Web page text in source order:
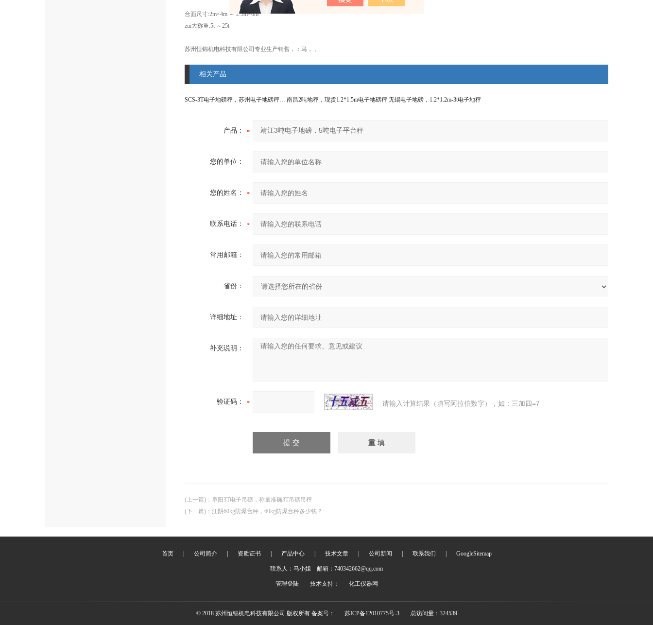
台面尺寸:2m×4m ～ 2.5m×6m
zui大称重:5t ～25t
苏州恒锦机电科技有限公司专业生产销售，：马，，
相关产品
SCS-3T电子地磅秤，苏州电子地磅秤维修 南昌2吨地秤，现货1.2*1.5m电子地磅秤 无锡电子地磅，1.2*1.2m-3t电子地秤
产品：
您的单位：
您的姓名：
联系电话：
常用邮箱：
省份：
详细地址：
补充说明：
验证码： 请输入计算结果（填写阿拉伯数字），如：三加四=7
(上一篇) ： 阜阳3T电子吊磅，称量准确3T吊磅吊秤
(下一篇) ： 江阴60kg防爆台秤，60kg防爆台秤多少钱？
首页 公司简介 资质证书 产品中心 技术文章 公司新闻 联系我们 GoogleSitemap
联系人：马小姐 邮箱：740342662@qq.com
管理登陆 技术支持： 化工仪器网
© 2018 苏州恒锦机电科技有限公司 版权所有 备案号： 苏ICP备12010775号-3 总访问量：324539